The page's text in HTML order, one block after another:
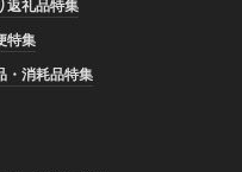
返礼品特集
特集
・消耗品特集